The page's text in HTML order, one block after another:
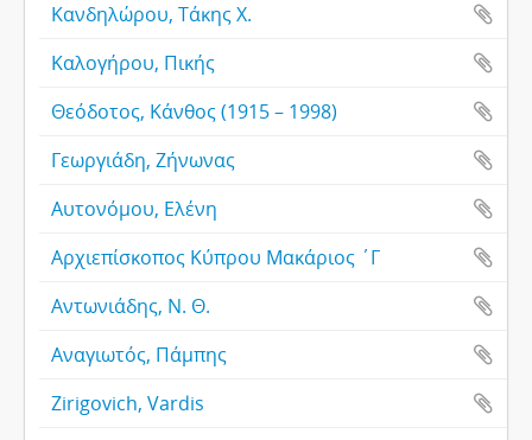
Κανδηλώρου, Τάκης Χ.
Καλογήρου, Πικής
Θεόδοτος, Κάνθος (1915 – 1998)
Γεωργιάδη, Ζήνωνας
Αυτονόμου, Ελένη
Αρχιεπίσκοπος Κύπρου Μακάριος ΄Γ
Αντωνιάδης, Ν. Θ.
Αναγιωτός, Πάμπης
Zirigovich, Vardis